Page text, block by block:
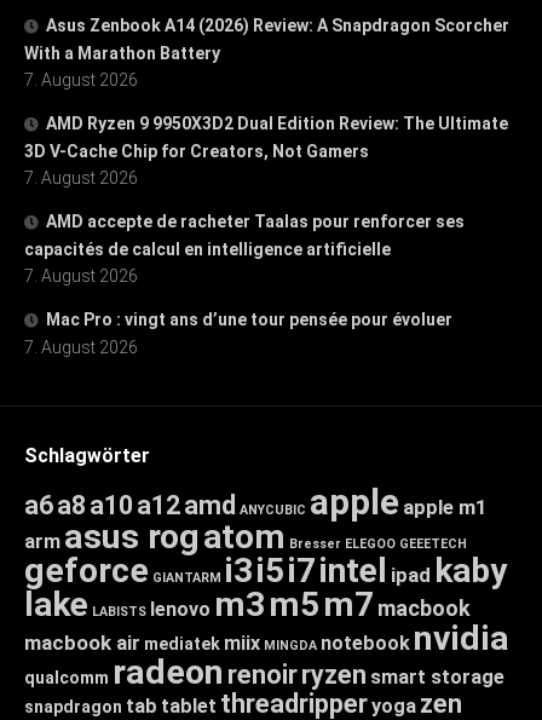
Asus Zenbook A14 (2026) Review: A Snapdragon Scorcher
With a Marathon Battery
7. August 2026
AMD Ryzen 9 9950X3D2 Dual Edition Review: The Ultimate
3D V-Cache Chip for Creators, Not Gamers
7. August 2026
AMD accepte de racheter Taalas pour renforcer ses
capacités de calcul en intelligence artificielle
7. August 2026
Mac Pro : vingt ans d’une tour pensée pour évoluer
7. August 2026
Schlagwörter
a6a8 a10 a12amd ANYCUBIC apple apple m1
arm asus rogatom Bresser ELEGOO GEEETECH
geforce GIANTARM i3i5i7intel ipad kaby
lake LABISTS lenovo m3m5m7 macbook
macbook air mediatek miix MINGDA notebook nvidia
qualcomm radeon renoirryzen smart storage
snapdragon tab tablet threadripperyoga zen